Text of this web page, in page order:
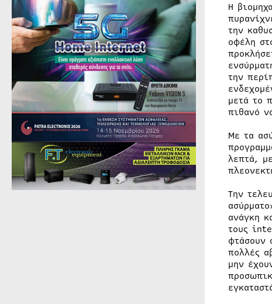
Η
την
οφέλη
την
μετά το
πιθανό
Με τα
λεπτά,
Την
ανάγκη
τους
φτάσουν
πολλές
μην